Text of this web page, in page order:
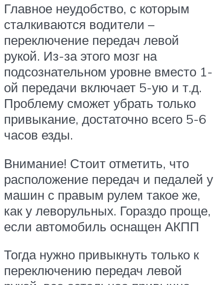
Главное неудобство, с которым
сталкиваются водители –
переключение передач левой
рукой. Из-за этого мозг на
подсознательном уровне вместо 1-
ой передачи включает 5-ую и т.д.
Проблему сможет убрать только
привыкание, достаточно всего 5-6
часов езды.
Внимание! Стоит отметить, что
расположение передач и педалей у
машин с правым рулем такое же,
как у леворульных. Гораздо проще,
если автомобиль оснащен АКПП
Тогда нужно привыкнуть только к
переключению передач левой